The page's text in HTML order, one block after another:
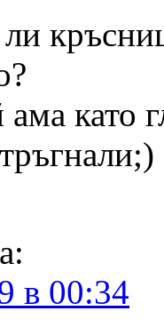
ама като
в 00:34